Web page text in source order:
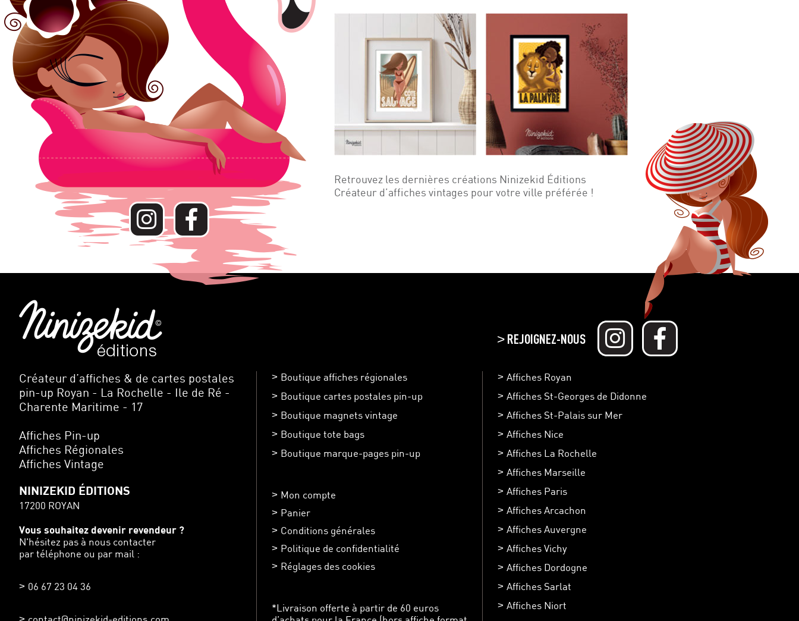
Retrouvez les dernières créations Ninizekid Éditions
Créateur d’affiches vintages pour votre ville préférée !
>REJOIGNEZ-NOUS
Créateur d’affiches & de cartes postales
pin-up Royan - La Rochelle - Ile de Ré -
Charente Maritime - 17
Affiches Pin-up
Affiches Régionales
Affiches Vintage
NINIZEKID ÉDITIONS
17200 ROYAN
Vous souhaitez devenir revendeur ?
N'hésitez pas à nous contacter
par téléphone ou par mail :
06 67 23 04 36
Boutique affiches régionales
Boutique cartes postales pin-up
Boutique magnets vintage
Boutique tote bags
Boutique marque-pages pin-up
Mon compte
Panier
Conditions générales
Politique de confidentialité
Réglages des cookies
*Livraison offerte à partir de 60 euros
Affiches Royan
Affiches St-Georges de Didonne
Affiches St-Palais sur Mer
Affiches Nice
Affiches La Rochelle
Affiches Marseille
Affiches Paris
Affiches Arcachon
Affiches Auvergne
Affiches Vichy
Affiches Dordogne
Affiches Sarlat
Affiches Niort